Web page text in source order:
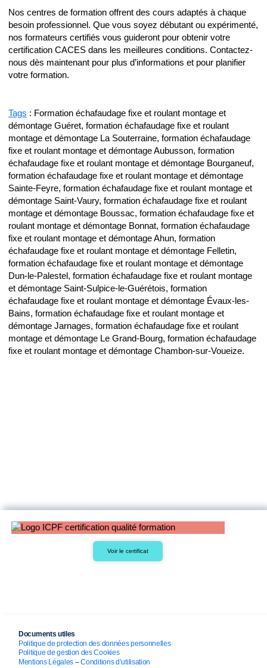
Nos centres de formation offrent des cours adaptés à chaque
besoin professionnel. Que vous soyez débutant ou expérimenté,
nos formateurs certifiés vous guideront pour obtenir votre
certification CACES dans les meilleures conditions. Contactez-
nous dès maintenant pour plus d’informations et pour planifier
votre formation.
Tags : Formation échafaudage fixe et roulant montage et
démontage Guéret, formation échafaudage fixe et roulant
montage et démontage La Souterraine, formation échafaudage
fixe et roulant montage et démontage Aubusson, formation
échafaudage fixe et roulant montage et démontage Bourganeuf,
formation échafaudage fixe et roulant montage et démontage
Sainte-Feyre, formation échafaudage fixe et roulant montage et
démontage Saint-Vaury, formation échafaudage fixe et roulant
montage et démontage Boussac, formation échafaudage fixe et
roulant montage et démontage Bonnat, formation échafaudage
fixe et roulant montage et démontage Ahun, formation
échafaudage fixe et roulant montage et démontage Felletin,
formation échafaudage fixe et roulant montage et démontage
Dun-le-Palestel, formation échafaudage fixe et roulant montage
et démontage Saint-Sulpice-le-Guérétois, formation
échafaudage fixe et roulant montage et démontage Évaux-les-
Bains, formation échafaudage fixe et roulant montage et
démontage Jarnages, formation échafaudage fixe et roulant
montage et démontage Le Grand-Bourg, formation échafaudage
fixe et roulant montage et démontage Chambon-sur-Voueize.
Voir le certificat
Documents utiles
Politique de protection des données personnelles
Politique de gestion des Cookies
Mentions Légales –Conditions d’utilisation